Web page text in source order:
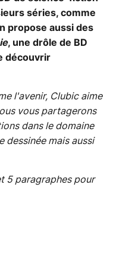
séries, comme
propose aussi des
, une drôle de BD
découvrir
l'avenir, Clubic aime
vous partagerons
dans le domaine
dessinée mais aussi
5 paragraphes pour